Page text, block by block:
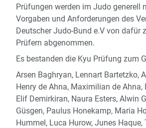
Prüfungen werden im Judo generell
Vorgaben und Anforderungen des
Deutscher Judo-Bund e.V von dafür
Prüfern abgenommen.
Es bestanden die Kyu Prüfung zum
Arsen Baghryan, Lennart Bartetzko,
Henry de Ahna, Maximilian de Ahna,
Elif Demirkiran, Naura Esters, Alwin
Güsgen, Paulus Honekamp, Maria
Hummel, Luca Hurow, Junes Haque,